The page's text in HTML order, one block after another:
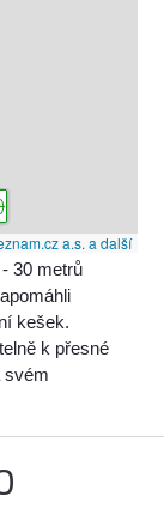
a.s. a další
30 metrů
kešek.
k přesné
svém